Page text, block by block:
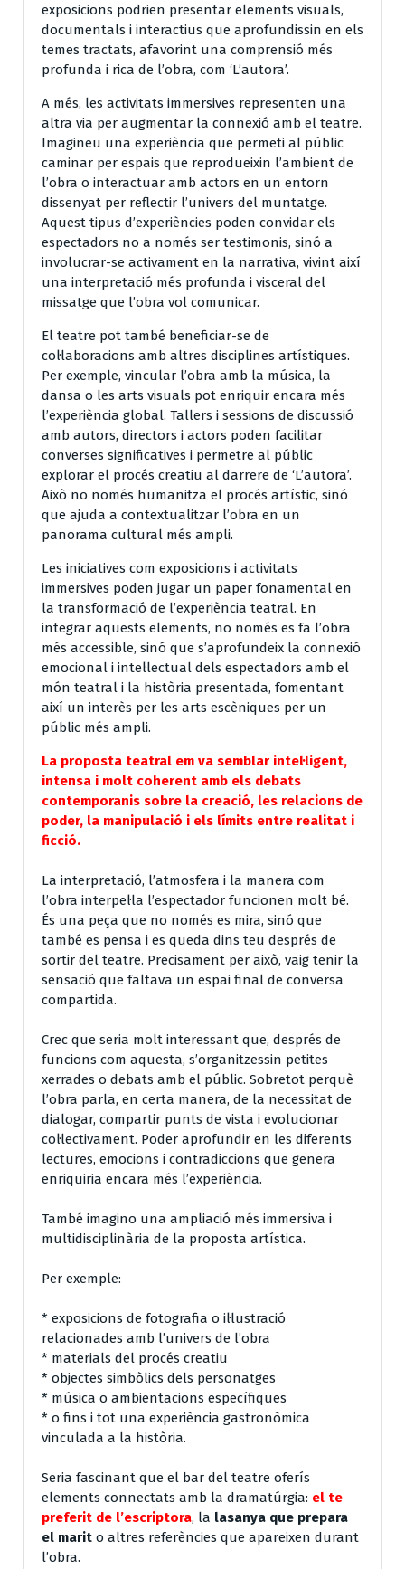
exposicions podrien presentar elements visuals,
documentals i interactius que aprofundissin en els
temes tractats, afavorint una comprensió més
profunda i rica de l’obra, com ‘L’autora’.
A més, les activitats immersives representen una
altra via per augmentar la connexió amb el teatre.
Imagineu una experiència que permeti al públic
caminar per espais que reprodueixin l’ambient de
l’obra o interactuar amb actors en un entorn
dissenyat per reflectir l’univers del muntatge.
Aquest tipus d’experiències poden convidar els
espectadors no a només ser testimonis, sinó a
involucrar-se activament en la narrativa, vivint així
una interpretació més profunda i visceral del
missatge que l’obra vol comunicar.
El teatre pot també beneficiar-se de
col·laboracions amb altres disciplines artístiques.
Per exemple, vincular l’obra amb la música, la
dansa o les arts visuals pot enriquir encara més
l’experiència global. Tallers i sessions de discussió
amb autors, directors i actors poden facilitar
converses significatives i permetre al públic
explorar el procés creatiu al darrere de ‘L’autora’.
Això no només humanitza el procés artístic, sinó
que ajuda a contextualitzar l’obra en un
panorama cultural més ampli.
Les iniciatives com exposicions i activitats
immersives poden jugar un paper fonamental en
la transformació de l’experiència teatral. En
integrar aquests elements, no només es fa l’obra
més accessible, sinó que s’aprofundeix la connexió
emocional i intel·lectual dels espectadors amb el
món teatral i la història presentada, fomentant
així un interès per les arts escèniques per un
públic més ampli.
La proposta teatral em va semblar intel·ligent,
intensa i molt coherent amb els debats
contemporanis sobre la creació, les relacions de
poder, la manipulació i els límits entre realitat i
ficció.
La interpretació, l’atmosfera i la manera com
l’obra interpel·la l’espectador funcionen molt bé.
És una peça que no només es mira, sinó que
també es pensa i es queda dins teu després de
sortir del teatre. Precisament per això, vaig tenir la
sensació que faltava un espai final de conversa
compartida.
Crec que seria molt interessant que, després de
funcions com aquesta, s’organitzessin petites
xerrades o debats amb el públic. Sobretot perquè
l’obra parla, en certa manera, de la necessitat de
dialogar, compartir punts de vista i evolucionar
col·lectivament. Poder aprofundir en les diferents
lectures, emocions i contradiccions que genera
enriquiria encara més l’experiència.
També imagino una ampliació més immersiva i
multidisciplinària de la proposta artística.
Per exemple:
* exposicions de fotografia o il·lustració
relacionades amb l’univers de l’obra
* materials del procés creatiu
* objectes simbòlics dels personatges
* música o ambientacions específiques
* o fins i tot una experiència gastronòmica
vinculada a la història.
Seria fascinant que el bar del teatre oferís
elements connectats amb la dramatúrgia: el te
preferit de l’escriptora, la lasanya que prepara
el marit o altres referències que apareixen durant
l’obra.